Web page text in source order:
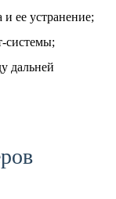
ее устранение;
системы;
дальней